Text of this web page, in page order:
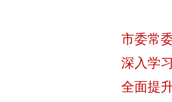
市委常
深入学
全面提